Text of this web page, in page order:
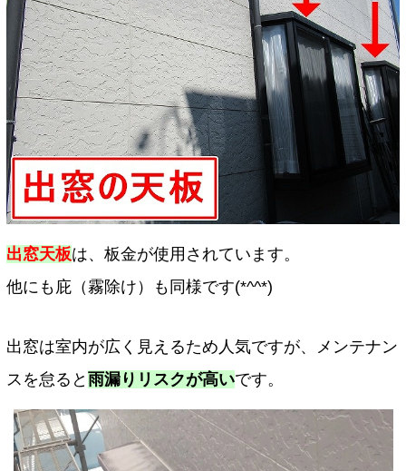
出窓天板は、板金が使用されています。
他にも庇（霧除け）も同様です(*^^*)
出窓は室内が広く見えるため人気ですが、メンテナン
スを怠ると 雨漏りリスクが高いです。